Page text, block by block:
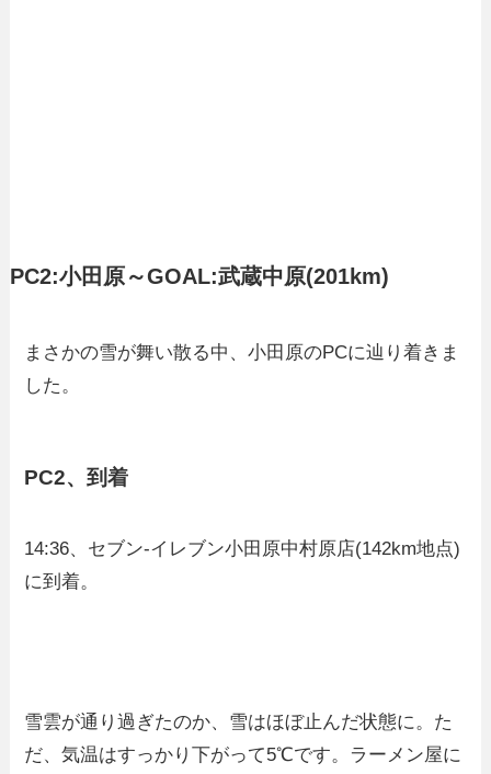
PC2:小田原～GOAL:武蔵中原(201km)
まさかの雪が舞い散る中、小田原のPCに辿り着きま
した。
PC2、到着
14:36、セブン-イレブン小田原中村原店(142km地点)
に到着。
雪雲が通り過ぎたのか、雪はほぼ止んだ状態に。た
だ、気温はすっかり下がって5℃です。ラーメン屋に